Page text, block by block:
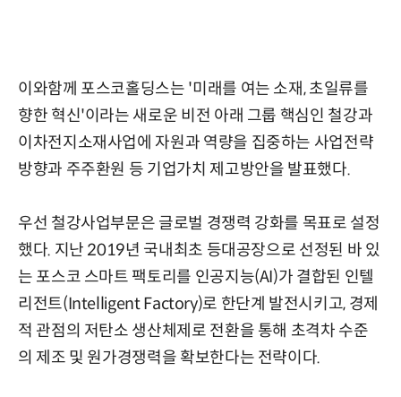
이와함께 포스코홀딩스는 '미래를 여는 소재, 초일류를
향한 혁신'이라는 새로운 비전 아래 그룹 핵심인 철강과
이차전지소재사업에 자원과 역량을 집중하는 사업전략
방향과 주주환원 등 기업가치 제고방안을 발표했다.
우선 철강사업부문은 글로벌 경쟁력 강화를 목표로 설정
했다. 지난 2019년 국내최초 등대공장으로 선정된 바 있
는 포스코 스마트 팩토리를 인공지능(AI)가 결합된 인텔
리전트(Intelligent Factory)로 한단계 발전시키고, 경제
적 관점의 저탄소 생산체제로 전환을 통해 초격차 수준
의 제조 및 원가경쟁력을 확보한다는 전략이다.